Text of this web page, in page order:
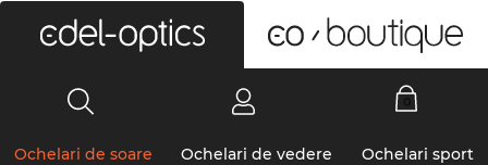
Ochelari de soare Ochelari de vedere Ochelari sport